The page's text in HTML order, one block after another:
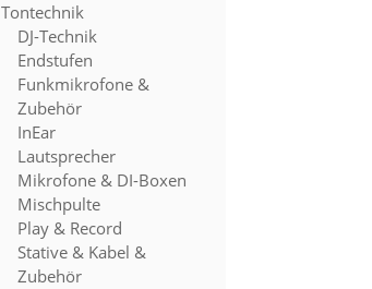
Tontechnik
DJ-Technik
Endstufen
Funkmikrofone &
Zubehör
InEar
Lautsprecher
Mikrofone & DI-Boxen
Mischpulte
Play & Record
Stative & Kabel &
Zubehör